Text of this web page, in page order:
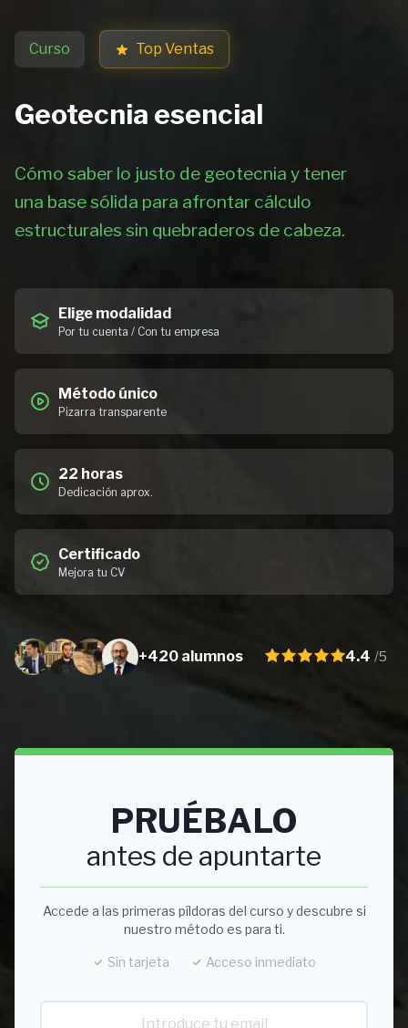
Curso Top Ventas
Geotecnia esencial
Cómo saber lo justo de geotecnia y tener
una base sólida para afrontar cálculo
estructurales sin quebraderos de cabeza.
Elige modalidad
Por tu cuenta / Con tu empresa
Método único
Pizarra transparente
22 horas
Dedicación aprox.
Certificado
Mejora tu CV
+420 alumnos 4.4 /5
PRUÉBALO
antes de apuntarte
Accede a las primeras píldoras del curso y descubre si
nuestro método es para ti.
Sin tarjeta Acceso inmediato